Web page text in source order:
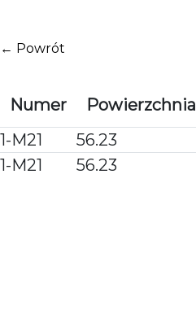
treści
← Powrót
Numer Powierzchnia
1-M21
56.23
1-M21
56.23